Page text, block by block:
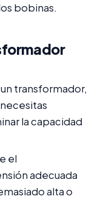
bobinas.
transformador,
la capacidad
el
adecuada
alta o